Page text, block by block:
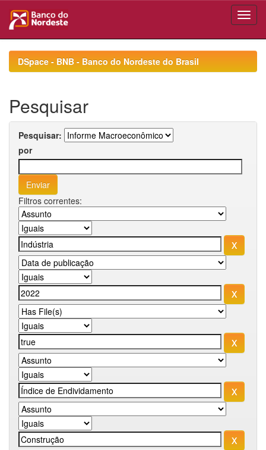
navigationDSpace - BNB - Banco do Nordeste do Brasil
Pesquisar
Pesquisar:
por
Filtros correntes: